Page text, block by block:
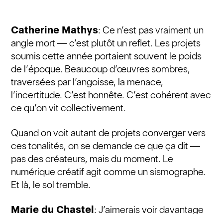
Catherine Mathys: Ce n’est pas vraiment un
angle mort — c’est plutôt un reflet. Les projets
soumis cette année portaient souvent le poids
de l’époque. Beaucoup d’œuvres sombres,
traversées par l’angoisse, la menace,
l’incertitude. C’est honnête. C’est cohérent avec
ce qu’on vit collectivement.
Quand on voit autant de projets converger vers
ces tonalités, on se demande ce que ça dit —
pas des créateurs, mais du moment. Le
numérique créatif agit comme un sismographe.
Et là, le sol tremble.
Marie du Chastel: J’aimerais voir davantage